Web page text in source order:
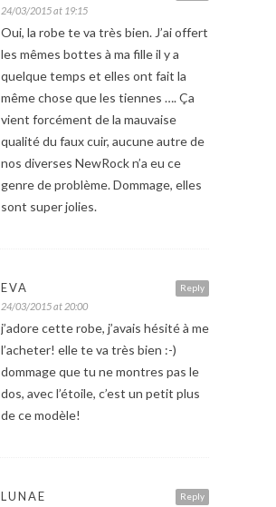
24/03/2015 at 19:15
Oui, la robe te va très bien. J’ai offert
les mêmes bottes à ma fille il y a
quelque temps et elles ont fait la
même chose que les tiennes …. Ça
vient forcément de la mauvaise
qualité du faux cuir, aucune autre de
nos diverses NewRock n’a eu ce
genre de problème. Dommage, elles
sont super jolies.
Reply
EVA
24/03/2015 at 20:00
j’adore cette robe, j’avais hésité à me
l’acheter! elle te va très bien :-)
dommage que tu ne montres pas le
dos, avec l’étoile, c’est un petit plus
de ce modèle!
Reply
LUNAE